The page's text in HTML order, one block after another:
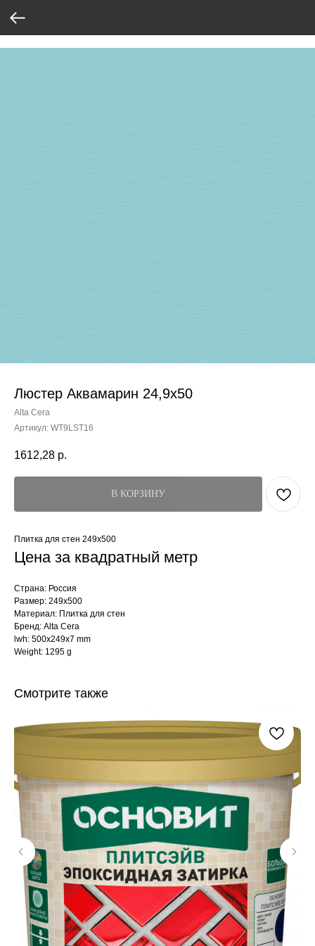
Люстер Аквамарин 24,9x50
Alta Cera
Артикул: WT9LST16
1612,28 р.
В КОРЗИНУ
Плитка для стен 249x500
Цена за квадратный метр
Страна: Россия
Размер: 249x500
Материал: Плитка для стен
Бренд: Alta Cera
lwh: 500x249x7 mm
Weight: 1295 g
Смотрите также